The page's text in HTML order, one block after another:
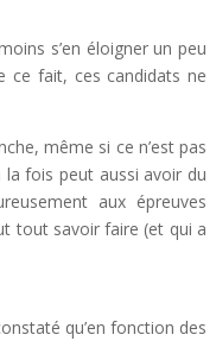
s’en éloigner un peu
ce fait, ces candidats ne
même si ce n’est pas
la fois peut aussi avoir du
aux épreuves
tout savoir faire (et qui a
qu’en fonction des